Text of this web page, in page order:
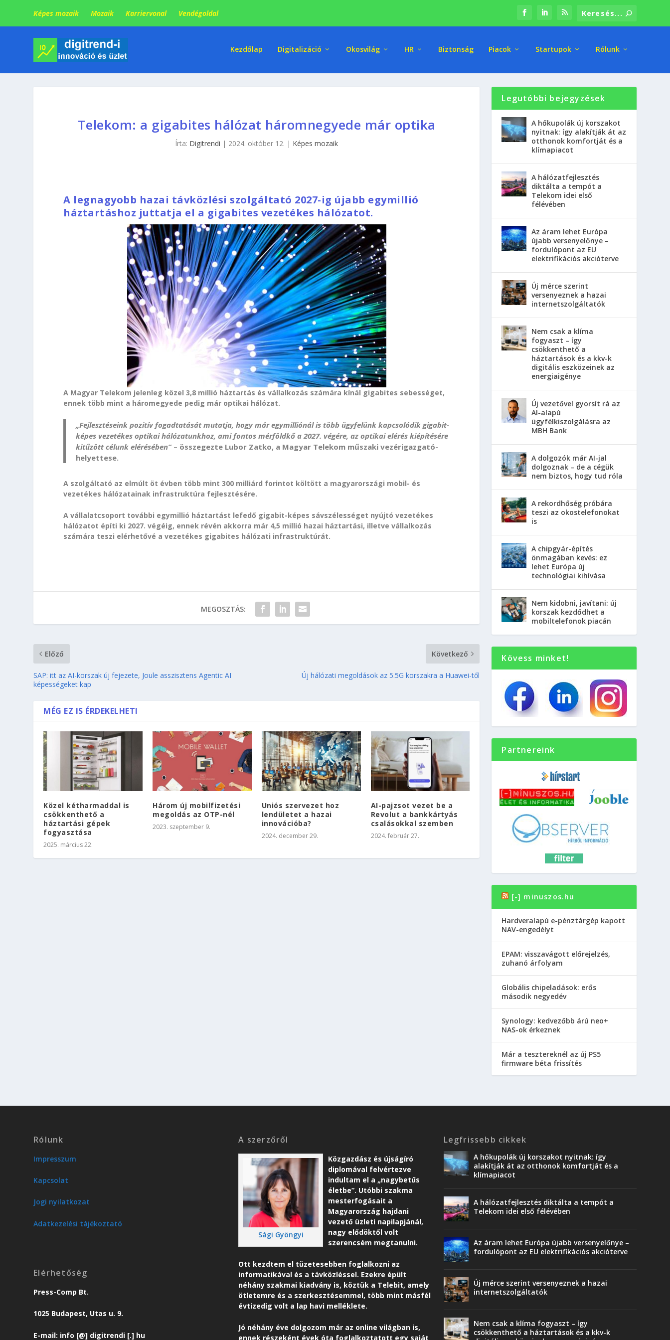
Képes mozaik Mozaik Karriervonal Vendégoldal
Kezdőlap Digitalizáció Okosvilág HR Biztonság Piacok Startupok Rólunk
Telekom: a gigabites hálózat háromnegyede már optika
Írta: Digitrendi | 2024. október 12. | Képes mozaik
A legnagyobb hazai távközlési szolgáltató 2027-ig újabb egymillió
háztartáshoz juttatja el a gigabites vezetékes hálózatot.
A Magyar Telekom jelenleg közel 3,8 millió háztartás és vállalkozás számára kínál gigabites sebességet,
ennek több mint a háromegyede pedig már optikai hálózat.
„Fejlesztéseink pozitív fogadtatását mutatja, hogy már egymilliónál is több ügyfelünk kapcsolódik gigabit-
képes vezetékes optikai hálózatunkhoz, ami fontos mérföldkő a 2027. végére, az optikai elérés kiépítésére
kitűzött célunk elérésében” – összegezte Lubor Zatko, a Magyar Telekom műszaki vezérigazgató-
helyettese.
A szolgáltató az elmúlt öt évben több mint 300 milliárd forintot költött a magyarországi mobil- és
vezetékes hálózatainak infrastruktúra fejlesztésére.
A vállalatcsoport további egymillió háztartást lefedő gigabit-képes sávszélességet nyújtó vezetékes
hálózatot építi ki 2027. végéig, ennek révén akkorra már 4,5 millió hazai háztartási, illetve vállalkozás
számára teszi elérhetővé a vezetékes gigabites hálózati infrastruktúrát.
MEGOSZTÁS:
Előző
SAP: itt az AI-korszak új fejezete, Joule asszisztens Agentic AI
képességeket kap
Következő
Új hálózati megoldások az 5.5G korszakra a Huawei-től
MÉG EZ IS ÉRDEKELHETI
Közel kétharmaddal is
csökkenthető a
háztartási gépek
fogyasztása
2025. március 22.
Három új mobilfizetési
megoldás az OTP-nél
2023. szeptember 9.
Uniós szervezet hoz
lendületet a hazai
innovációba?
2024. december 29.
AI-pajzsot vezet be a
Revolut a bankkártyás
csalásokkal szemben
2024. február 27.
Legutóbbi bejegyzések
A hőkupolák új korszakot
nyitnak: így alakítják át az
otthonok komfortját és a
klímapiacot
A hálózatfejlesztés
diktálta a tempót a
Telekom idei első
félévében
Az áram lehet Európa
újabb versenyelőnye –
fordulópont az EU
elektrifikációs akcióterve
Új mérce szerint
versenyeznek a hazai
internetszolgáltatók
Nem csak a klíma
fogyaszt – így
csökkenthető a
háztartások és a kkv-k
digitális eszközeinek az
energiaigénye
Új vezetővel gyorsít rá az
AI-alapú
ügyfélkiszolgálásra az
MBH Bank
A dolgozók már AI-jal
dolgoznak – de a cégük
nem biztos, hogy tud róla
A rekordhőség próbára
teszi az okostelefonokat
is
A chipgyár-építés
önmagában kevés: ez
lehet Európa új
technológiai kihívása
Nem kidobni, javítani: új
korszak kezdődhet a
mobiltelefonok piacán
Kövess minket!
Partnereink
[-] minuszos.hu
Hardveralapú e-pénztárgép kapott
NAV-engedélyt
EPAM: visszavágott előrejelzés,
zuhanó árfolyam
Globális chipeladások: erős
második negyedév
Synology: kedvezőbb árú neo+
NAS-ok érkeznek
Már a tesztereknél az új PS5
firmware béta frissítés
Rólunk
Impresszum
Kapcsolat
Jogi nyilatkozat
Adatkezelési tájékoztató
Elérhetőség
Press-Comp Bt.
1025 Budapest, Utas u. 9.
E-mail: info [@] digitrendi [.] hu
A szerzőről
Sági Gyöngyi
Közgazdász és újságíró
diplomával felvértezve
indultam el a „nagybetűs
életbe”. Utóbbi szakma
mesterfogásait a
Magyarország hajdani
vezető üzleti napilapjánál,
nagy elődöktől volt
szerencsém megtanulni.
Ott kezdtem el tüzetesebben foglalkozni az
informatikával és a távközléssel. Ezekre épült
néhány szakmai kiadvány is, köztük a Telebit, amely
ötletemre és a szerkesztésemmel, több mint másfél
évtizedig volt a lap havi melléklete.
Jó néhány éve dolgozom már az online világban is,
ennek részeként évek óta foglalkoztatott egy saját
Legfrissebb cikkek
A hőkupolák új korszakot nyitnak: így
alakítják át az otthonok komfortját és a
klímapiacot
A hálózatfejlesztés diktálta a tempót a
Telekom idei első félévében
Az áram lehet Európa újabb versenyelőnye –
fordulópont az EU elektrifikációs akcióterve
Új mérce szerint versenyeznek a hazai
internetszolgáltatók
Nem csak a klíma fogyaszt – így
csökkenthető a háztartások és a kkv-k